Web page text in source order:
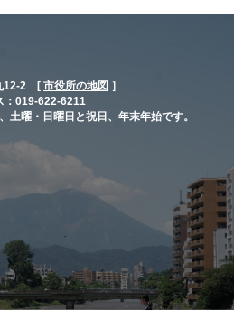
12-2 [ 市役所の地図 ］
019-622-6211
土曜・日曜日と祝日、年末年始です。